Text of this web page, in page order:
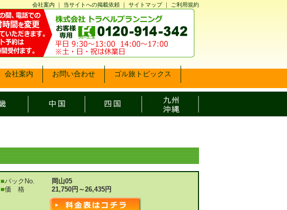
会社案内 ｜ 当サイトへの掲載依頼 ｜ サイトマップ｜ ご利用規約
会社案内 お問い合わせ ゴル旅トピックス
■パックNo.
岡山05
■価 格 21,750円～26,435円